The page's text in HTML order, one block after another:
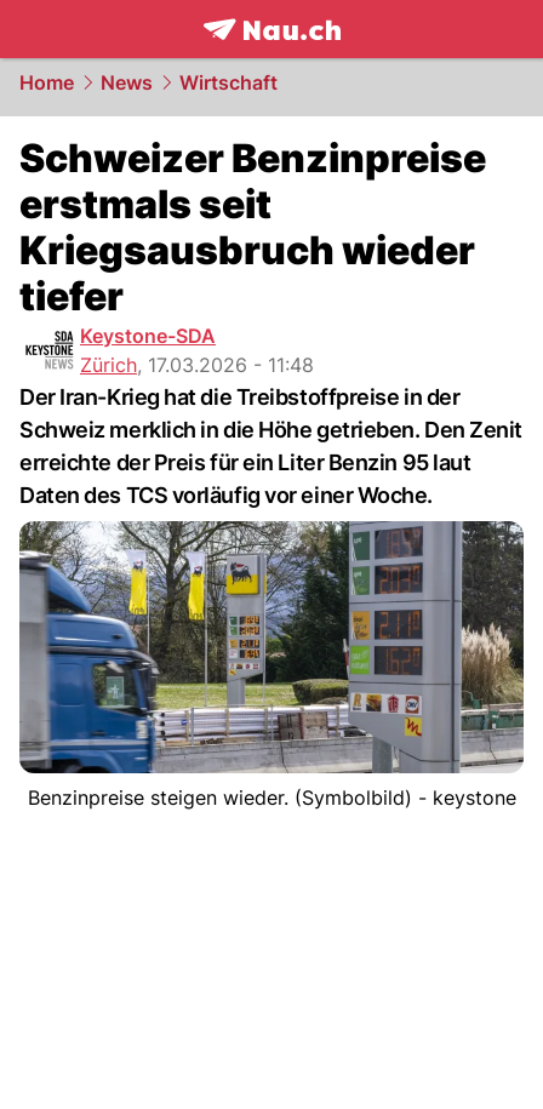
frontpage.NAU.ch
Home News Wirtschaft
Schweizer Benzinpreise
erstmals seit
Kriegsausbruch wieder
tiefer
Keystone-SDA
Zürich, 17.03.2026 - 11:48
Der Iran-Krieg hat die Treibstoffpreise in der
Schweiz merklich in die Höhe getrieben. Den Zenit
erreichte der Preis für ein Liter Benzin 95 laut
Daten des TCS vorläufig vor einer Woche.
Benzinpreise steigen wieder. (Symbolbild) - keystone